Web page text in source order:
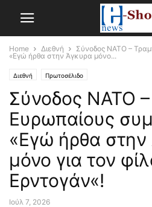
Home Διεθνή
Σύνοδος ΝΑΤΟ –
«Εγώ ήρθα στην Άγκυρα μόνο...
Διεθνή Πρωτοσέλιδο
Σύνοδος ΝΑΤΟ –
Ευρωπαίους
«Εγώ ήρθα
μόνο για τον
Ερντογάν«!
Ιούλ 7, 2026